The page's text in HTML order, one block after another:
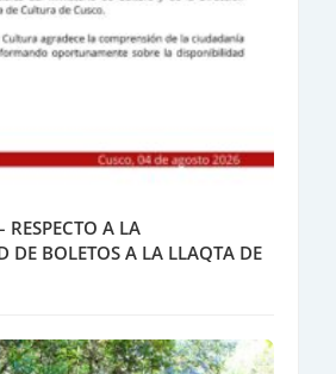
A LA
DE BOLETOS A LA LLAQTA DE